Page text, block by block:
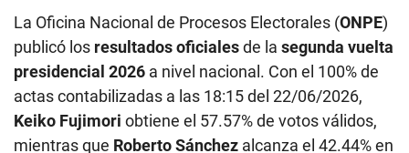
La Oficina Nacional de Procesos Electorales (ONPE)
publicó los resultados oficialesde la segunda vuelta
presidencial 2026 a nivel nacional. Con el 100% de
actas contabilizadas a las 18:15 del 22/06/2026,
Keiko Fujimori obtiene el 57.57% de votos válidos,
mientras que Roberto Sánchez alcanza el 42.44% en